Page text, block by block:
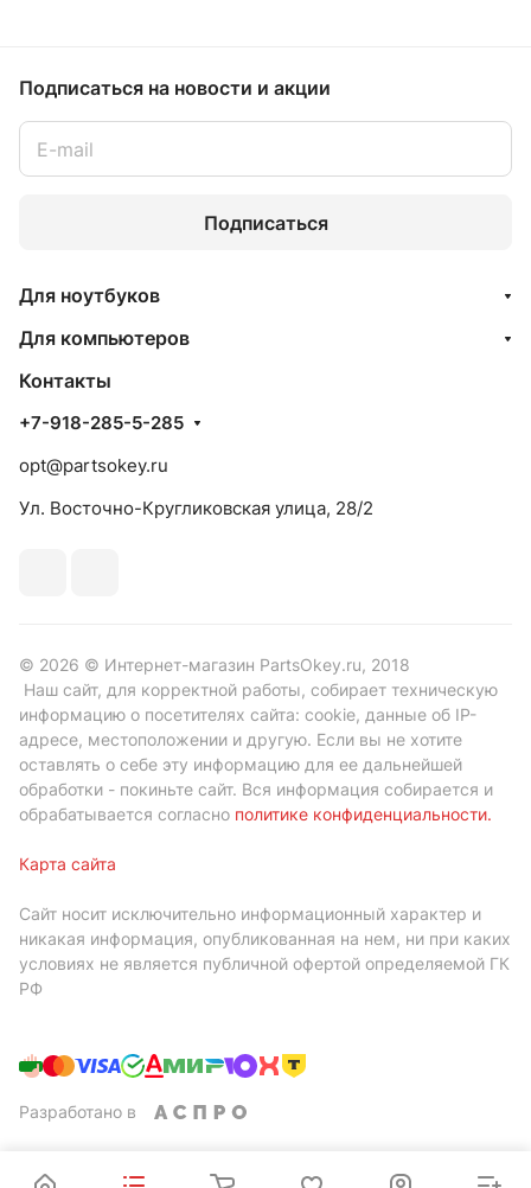
Подписаться на новости и акции
Подписаться
Для ноутбуков
Для компьютеров
Контакты
+7-918-285-5-285
opt@partsokey.ru
Ул. Восточно-Кругликовская улица, 28/2
© 2026 © Интернет-магазин PartsOkey.ru, 2018
Наш сайт, для корректной работы, собирает техническую
информацию о посетителях сайта: cookie, данные об IP-
адресе, местоположении и другую. Если вы не хотите
оставлять о себе эту информацию для ее дальнейшей
обработки - покиньте сайт. Вся информация собирается и
обрабатывается согласно политике конфиденциальности.
Карта сайта
Сайт носит исключительно информационный характер и
никакая информация, опубликованная на нем, ни при каких
условиях не является публичной офертой определяемой ГК
РФ
Разработано в